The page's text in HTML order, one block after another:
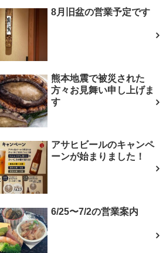
8月旧盆の営業予定です
熊本地震で被災された
方々お見舞い申し上げま
す
アサヒビールのキャンペ
ーンが始まりました！
6/25〜7/2の営業案内